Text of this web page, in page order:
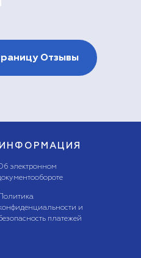
Отзывы
ИНФОРМАЦИЯ
электронном
Политика
и
платежей